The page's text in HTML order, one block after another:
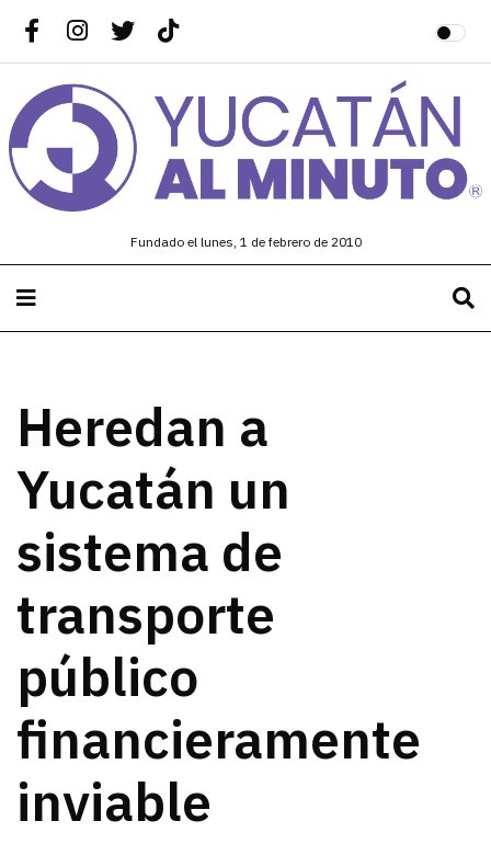
Fundado el lunes, 1 de febrero de 2010
Heredan a
Yucatán un
sistema de
transporte
público
financieramente
inviable